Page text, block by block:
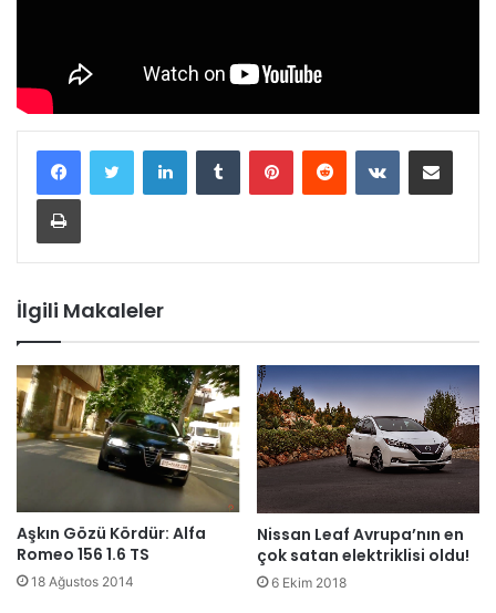
İlgili Makaleler
Aşkın Gözü Kördür: Alfa
Romeo 156 1.6 TS
18 Ağustos 2014
Nissan Leaf Avrupa’nın en
çok satan elektriklisi oldu!
6 Ekim 2018